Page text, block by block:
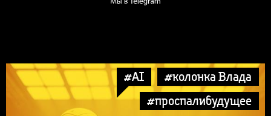
#AI
#колонка Влада
#проспалибудущее